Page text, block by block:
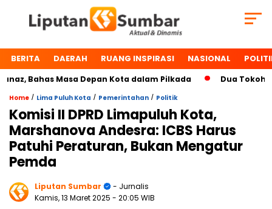
BERITA DAERAH RUANG INSPIRASI NASIONAL
Bahas Masa Depan Kota dalam Pilkada Dua Tokoh
Home / Lima Puluh Kota / Pemerintahan / Politik
Komisi II DPRD Limapuluh Kota,
Marshanova Andesra: ICBS Harus
Patuhi Peraturan, Bukan Mengatur
Pemda
Liputan Sumbar
- Jurnalis
Kamis, 13 Maret 2025 - 20:05 WIB